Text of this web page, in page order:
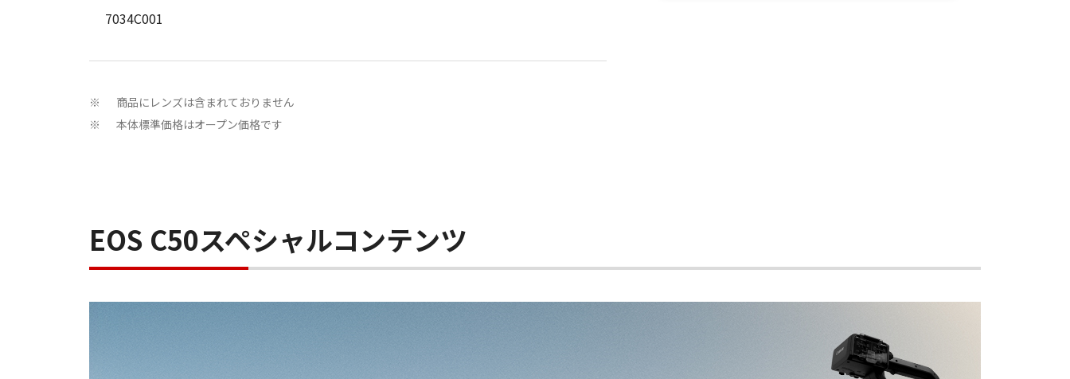
7034C001
※ 商品にレンズは含まれておりません
※ 本体標準価格はオープン価格です
EOS C50スペシャルコンテンツ